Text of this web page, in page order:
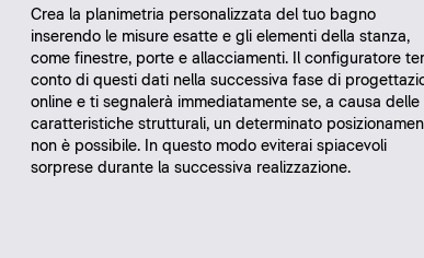
Crea la planimetria personalizzata del tuo bagno
inserendo le misure esatte e gli elementi della stanza,
come finestre, porte e allacciamenti. Il configuratore
conto di questi dati nella successiva fase di
online e ti segnalerà immediatamente se, a causa delle
caratteristiche strutturali, un determinato
non è possibile. In questo modo eviterai spiacevoli
sorprese durante la successiva realizzazione.